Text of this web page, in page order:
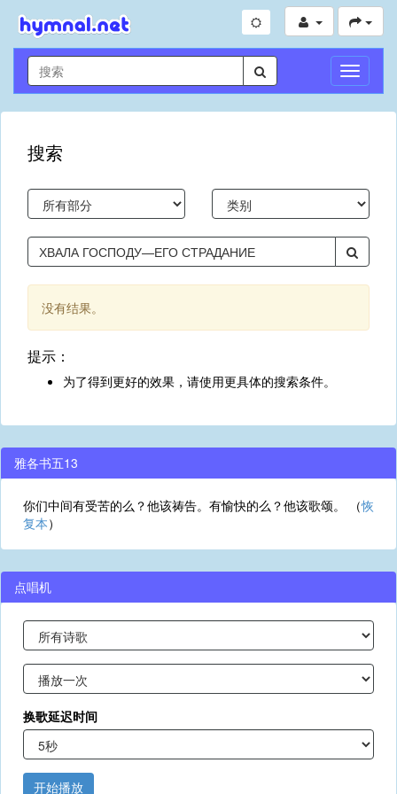
切
换
导
搜索
没有结果。
提示：
为了得到更好的效果，请使用更具体的搜索条件。
雅各书五13
你们中间有受苦的么？他该祷告。有愉快的么？他该歌颂。 （恢
复本）
点唱机
换歌延迟时间
开始播放